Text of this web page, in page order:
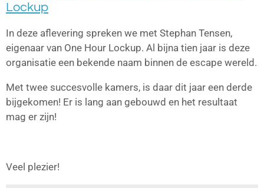
Lockup
In deze aflevering spreken we met Stephan Tensen,
eigenaar van One Hour Lockup. Al bijna tien jaar is deze
organisatie een bekende naam binnen de escape wereld.
Met twee succesvolle kamers, is daar dit jaar een derde
bijgekomen! Er is lang aan gebouwd en het resultaat
mag er zijn!
Veel plezier!